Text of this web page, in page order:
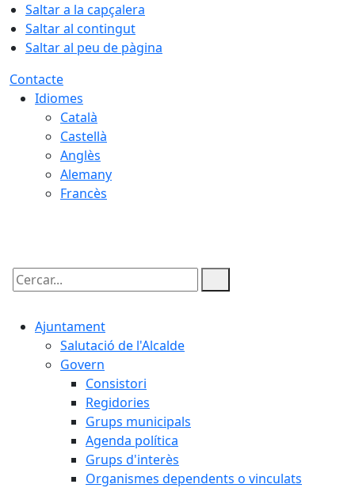
Saltar a la capçalera
Saltar al contingut
Saltar al peu de pàgina
Contacte
Idiomes
Català
Castellà
Anglès
Alemany
Francès
Cercar:
Ajuntament
Salutació de l'Alcalde
Govern
Consistori
Regidories
Grups municipals
Agenda política
Grups d'interès
Organismes dependents o vinculats